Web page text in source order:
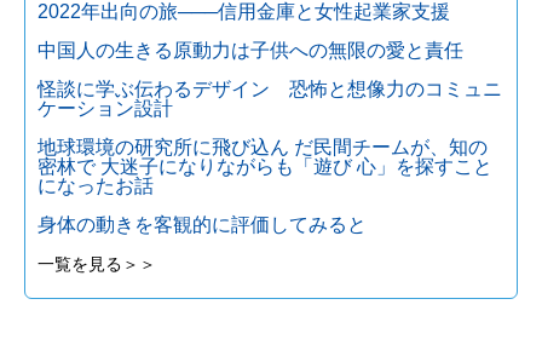
2022年出向の旅───信用金庫と女性起業家支援
中国人の生きる原動力は子供への無限の愛と責任
怪談に学ぶ伝わるデザイン 恐怖と想像力のコミュニ
ケーション設計
地球環境の研究所に飛び込ん だ民間チームが、知の
密林で 大迷子になりながらも「遊び 心」を探すこと
になったお話
身体の動きを客観的に評価してみると
一覧を見る＞＞